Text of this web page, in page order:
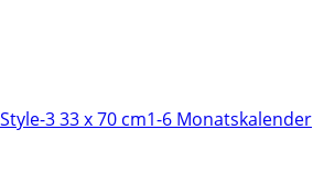
Style-3 33 x 70 cm1-6 Monatskalender